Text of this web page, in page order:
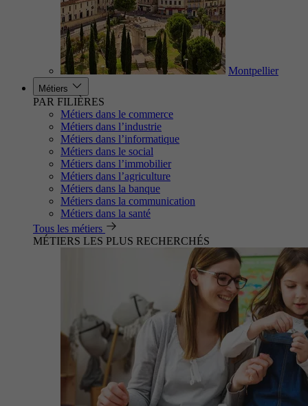
Montpellier
Métiers
PAR FILIÈRES
Métiers dans le commerce
Métiers dans l’industrie
Métiers dans l’informatique
Métiers dans le social
Métiers dans l’immobilier
Métiers dans l’agriculture
Métiers dans la banque
Métiers dans la communication
Métiers dans la santé
Tous les métiers
MÉTIERS LES PLUS RECHERCHÉS